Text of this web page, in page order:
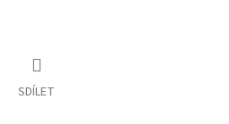
SDÍLET